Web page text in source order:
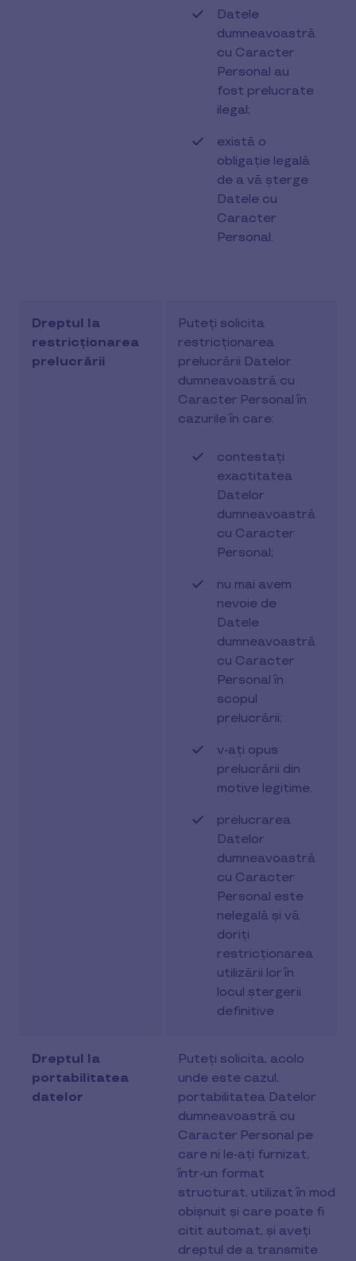
Datele
dumneavoastră
cu Caracter
Personal au
fost prelucrate
ilegal;
există o
obligație legală
de a vă șterge
Datele cu
Caracter
Personal.
Dreptul la
restricționarea
prelucrării
Puteți solicita
restricționarea
prelucrării Datelor
dumneavoastră cu
Caracter Personal în
cazurile în care:
contestați
exactitatea
Datelor
dumneavoastră
cu Caracter
Personal;
nu mai avem
nevoie de
Datele
dumneavoastră
cu Caracter
Personal în
scopul
prelucrării;
v-ați opus
prelucrării din
motive legitime.
prelucrarea
Datelor
dumneavoastră
cu Caracter
Personal este
nelegală și vă
doriți
restricționarea
utilizării lor în
locul ștergerii
definitive
Dreptul la
portabilitatea
datelor
Puteți solicita, acolo
unde este cazul,
portabilitatea Datelor
dumneavoastră cu
Caracter Personal pe
care ni le-ați furnizat,
într-un format
structurat, utilizat în mod
obișnuit și care poate fi
citit automat, și aveți
dreptul de a transmite